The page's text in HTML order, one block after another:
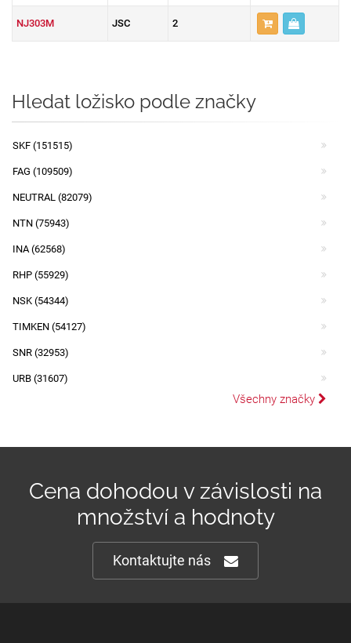
NJ303M JSC 2
Hledat ložisko podle značky
SKF (151515)
FAG (109509)
NEUTRAL (82079)
NTN (75943)
INA (62568)
RHP (55929)
NSK (54344)
TIMKEN (54127)
SNR (32953)
URB (31607)
Všechny značky
Cena dohodou v závislosti na
množství a hodnoty
Kontaktujte nás